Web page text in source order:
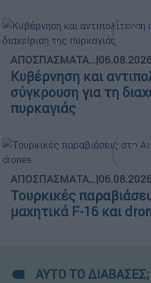
ΑΠΟΣΠΑΣΜΑΤΑ...|
Κυβέρνηση και
σύγκρουση για τη
πυρκαγιάς
ΑΠΟΣΠΑΣΜΑΤΑ...|
Τουρκικές
μαχητικά F-16 και
ΑΥΤΟ ΤΟ ΔΙΑΒΑΣΕΣ;